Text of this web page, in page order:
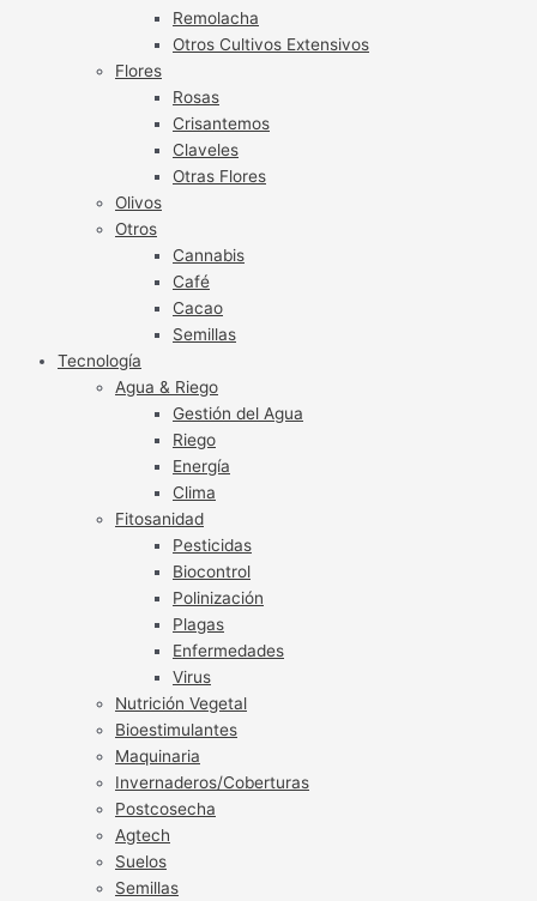
Remolacha
Otros Cultivos Extensivos
Flores
Rosas
Crisantemos
Claveles
Otras Flores
Olivos
Otros
Cannabis
Café
Cacao
Semillas
Tecnología
Agua & Riego
Gestión del Agua
Riego
Energía
Clima
Fitosanidad
Pesticidas
Biocontrol
Polinización
Plagas
Enfermedades
Virus
Nutrición Vegetal
Bioestimulantes
Maquinaria
Invernaderos/Coberturas
Postcosecha
Agtech
Suelos
Semillas